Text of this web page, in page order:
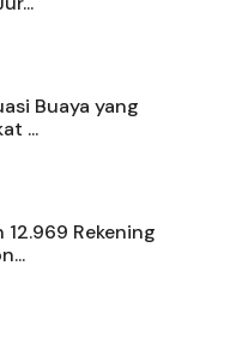
Buaya yang
...
Rekening